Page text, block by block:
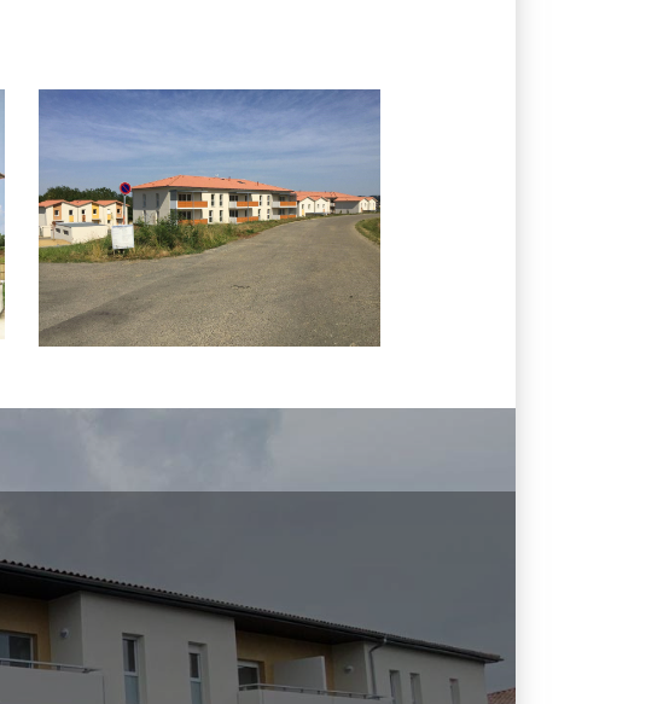
ADRESSE
12 rue des cosmonautes, 31400 Toulouse.